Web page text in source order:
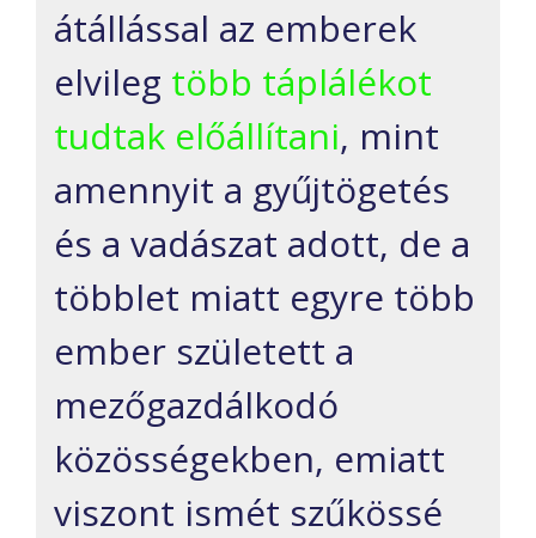
átállással az emberek
elvileg több táplálékot
tudtak előállítani, mint
amennyit a gyűjtögetés
és a vadászat adott, de a
többlet miatt egyre több
ember született a
mezőgazdálkodó
közösségekben, emiatt
viszont ismét szűkössé